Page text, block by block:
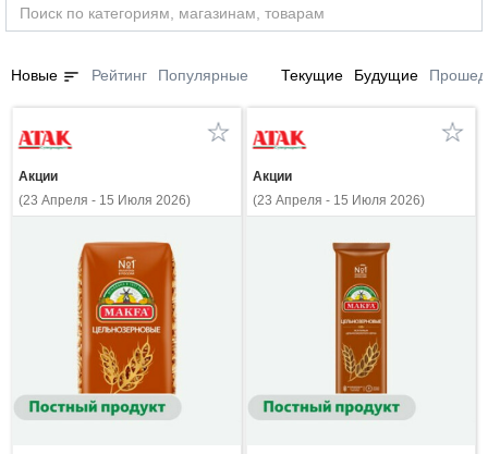
Новые sort Рейтинг Популярные Текущие Будущие
Акции
(23 Апреля - 15 Июля 2026)
Акции
(23 Апреля - 15 Июля 2026)